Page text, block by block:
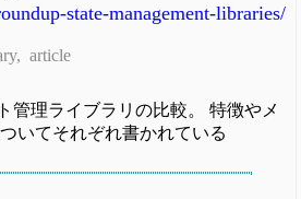
state-management-libraries/
article
管理ライブラリの比較。 特徴やメ
いてそれぞれ書かれている